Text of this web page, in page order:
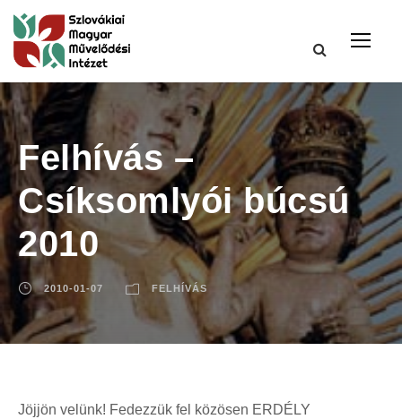
Felhívás –
Csíksomlyói búcsú
2010
2010-01-07 FELHÍVÁS
Jöjjön velünk! Fedezzük fel közösen ERDÉLY